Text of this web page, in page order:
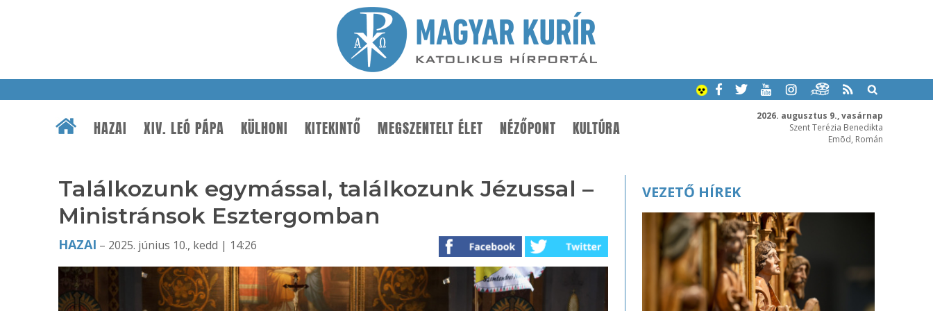
2026. augusztus 9., vasárnap
Szent Terézia Benedikta
Emõd, Román
HAZAI XIV. LEÓ PÁPA KÜLHONI KITEKINTŐ MEGSZENTELT ÉLET NÉZŐPONT KULTÚRA
Találkozunk egymással, találkozunk Jézussal –
Ministránsok Esztergomban
HAZAI – 2025. június 10., kedd | 14:26
VEZETŐ HÍREK